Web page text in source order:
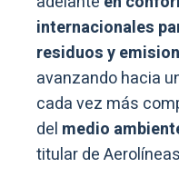
internacionales
residuos y
avanzando hacia
cada vez más
del medio
titular de